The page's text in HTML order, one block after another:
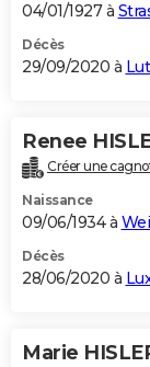
04/01/1927 à
Décès
29/09/2020 à
Renee
Créer une
Naissance
09/06/1934 à
Décès
28/06/2020 à
Marie